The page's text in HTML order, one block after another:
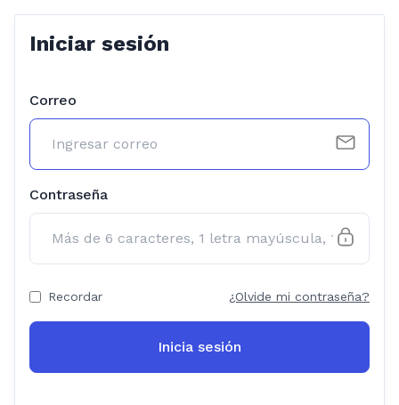
Iniciar sesión
Correo
Contraseña
Recordar ¿Olvide mi contraseña?